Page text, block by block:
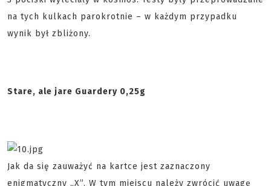
na tych kulkach parokrotnie – w każdym przypadku
wynik był zbliżony.
Stare, ale jare Guardery 0,25g
Jak da się zauważyć na kartce jest zaznaczony
enigmatyczny „X”. W tym miejscu należy zwrócić uwagę